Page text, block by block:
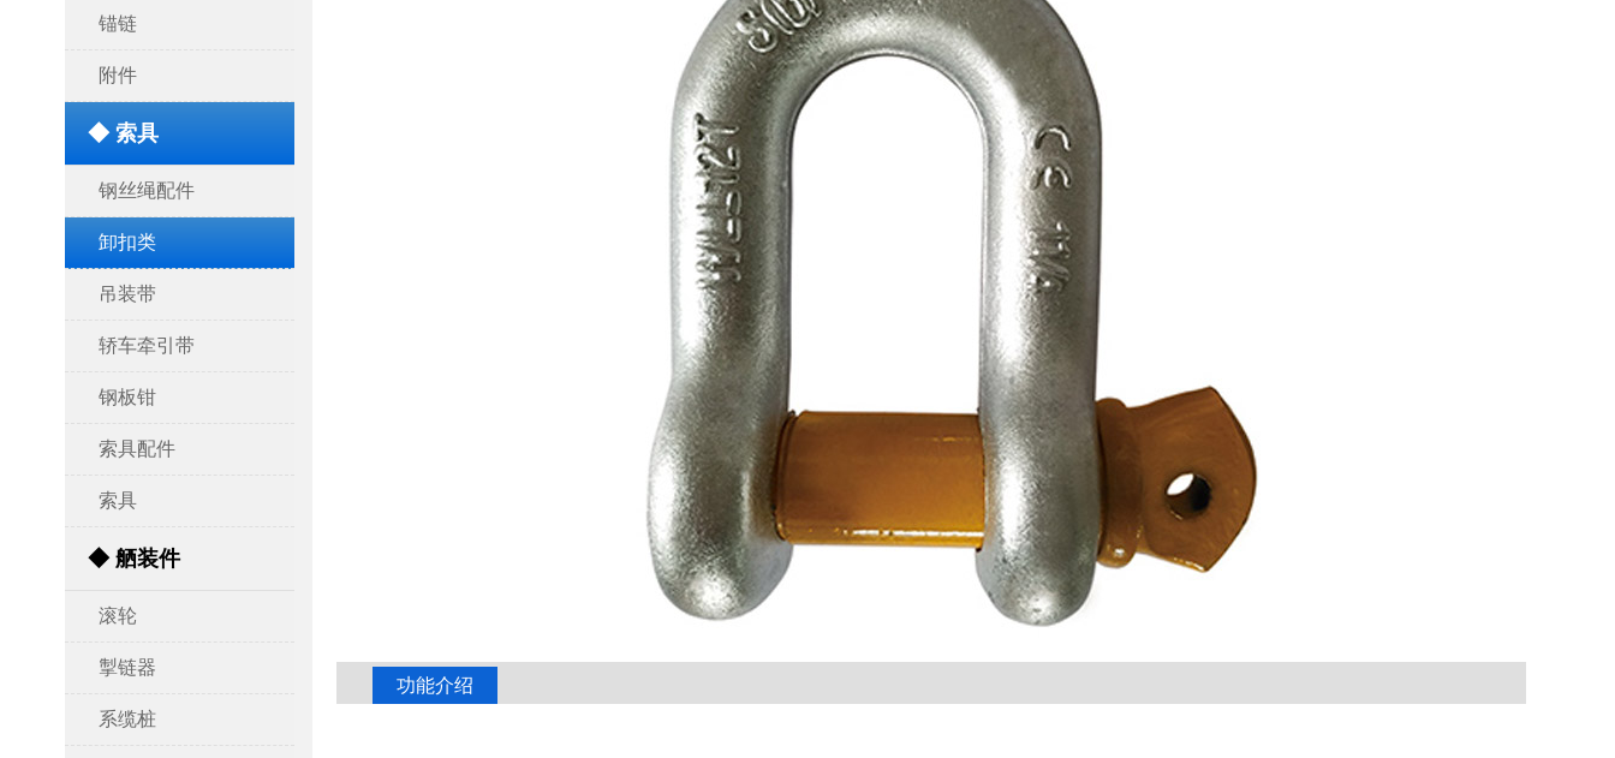
锚链
附件
◆ 索具
钢丝绳配件
卸扣类
吊装带
轿车牵引带
钢板钳
索具配件
索具
◆ 舾装件
滚轮
掣链器
系缆桩
功能介绍